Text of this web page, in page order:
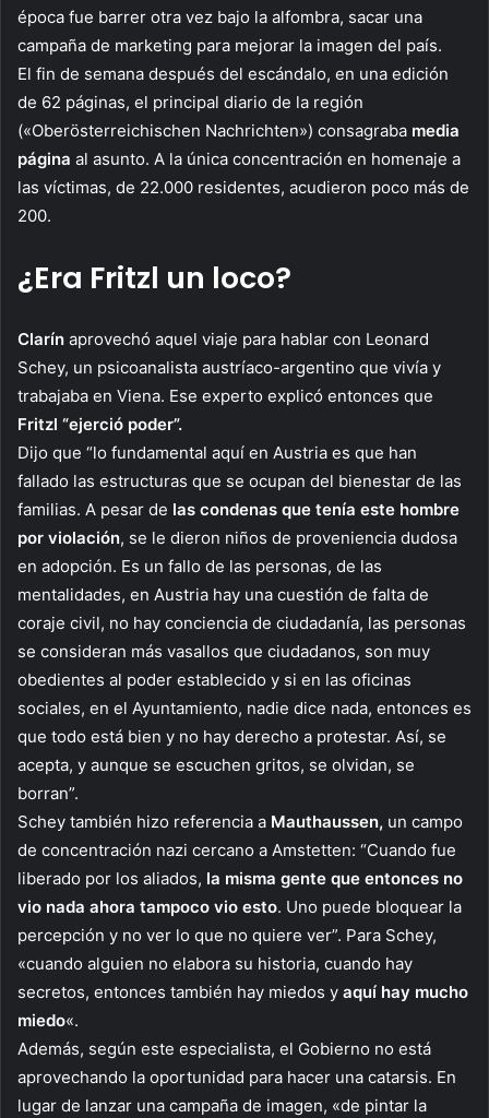
época fue barrer otra vez bajo la alfombra, sacar una
campaña de marketing para mejorar la imagen del país.
El fin de semana después del escándalo, en una edición
de 62 páginas, el principal diario de la región
(«Oberösterreichischen Nachrichten») consagraba media
página al asunto. A la única concentración en homenaje a
las víctimas, de 22.000 residentes, acudieron poco más de
200.
¿Era Fritzl un loco?
Clarín aprovechó aquel viaje para hablar con Leonard
Schey, un psicoanalista austríaco-argentino que vivía y
trabajaba en Viena. Ese experto explicó entonces que
Fritzl “ejerció poder”.
Dijo que “lo fundamental aquí en Austria es que han
fallado las estructuras que se ocupan del bienestar de las
familias. A pesar de las condenas que tenía este hombre
por violación, se le dieron niños de proveniencia dudosa
en adopción. Es un fallo de las personas, de las
mentalidades, en Austria hay una cuestión de falta de
coraje civil, no hay conciencia de ciudadanía, las personas
se consideran más vasallos que ciudadanos, son muy
obedientes al poder establecido y si en las oficinas
sociales, en el Ayuntamiento, nadie dice nada, entonces es
que todo está bien y no hay derecho a protestar. Así, se
acepta, y aunque se escuchen gritos, se olvidan, se
borran”.
Schey también hizo referencia a Mauthaussen, un campo
de concentración nazi cercano a Amstetten: “Cuando fue
liberado por los aliados, la misma gente que entonces no
vio nada ahora tampoco vio esto. Uno puede bloquear la
percepción y no ver lo que no quiere ver”. Para Schey,
«cuando alguien no elabora su historia, cuando hay
secretos, entonces también hay miedos y aquí hay mucho
miedo«.
Además, según este especialista, el Gobierno no está
aprovechando la oportunidad para hacer una catarsis. En
lugar de lanzar una campaña de imagen, «de pintar la